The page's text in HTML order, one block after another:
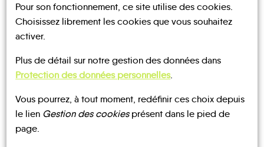
Saint-Martin-d'Arc
UN AVIS, UN TÉMOIGNAGE
Pour son fonctionnement, ce site utilise des cookies.
Choisissez librement les cookies que vous souhaitez
activer.
Plus de détail sur notre gestion des données dans
Protection des données personnelles.
Vous pourrez, à tout moment, redéfinir ces choix depuis
le lien Gestion des cookiesprésent dans le pied de
page.